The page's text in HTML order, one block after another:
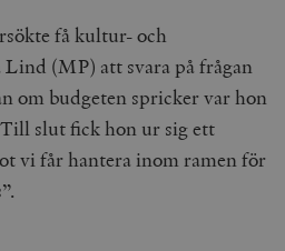
få kultur- och
(MP) att svara på frågan
om budgeten spricker var hon
slut fick hon ur sig ett
vi får hantera inom ramen för